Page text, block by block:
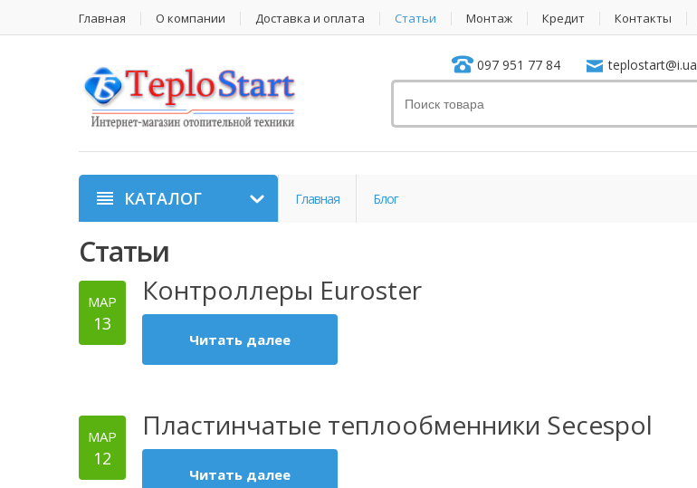
Главная О компании Доставка и оплата Статьи Монтаж Кредит Контакты
097 951 77 84 teplostart@i.ua
КАТАЛОГ Главная Блог
Статьи
МАР
13
Контроллеры Euroster
Читать далее
МАР
12
Пластинчатые теплообменники Secespol
Читать далее